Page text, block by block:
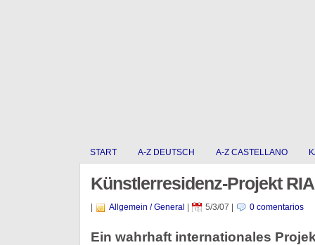
START A-Z DEUTSCH A-Z CASTELLANO
Künstlerresidenz-Projekt
Allgemein / General 5/3/07 0 comentarios
Ein wahrhaft internationales